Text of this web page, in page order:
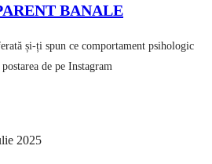
BANALE
și-ți spun ce comportament psihologic
de pe Instagram
2025